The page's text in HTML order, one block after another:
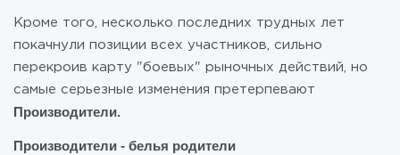
Кроме того, несколько последних трудных лет
покачнули позиции всех участников, сильно
перекроив карту "боевых" рыночных действий, но
самые серьезные изменения претерпевают
Производители.
Производители - белья родители